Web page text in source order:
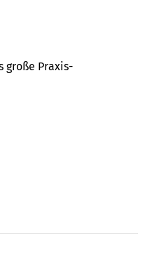
große Praxis-